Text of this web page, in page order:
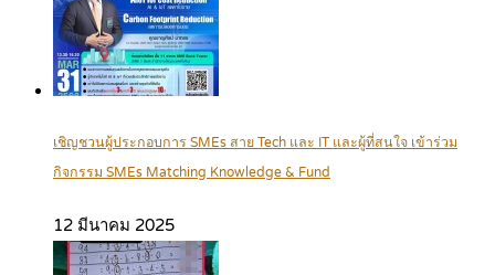
เชิญชวนผู้ประกอบการ SMEs สาย Tech และ IT และผู้ที่สนใจ เข้าร่วม
กิจกรรม SMEs Matching Knowledge & Fund
12 มีนาคม 2025